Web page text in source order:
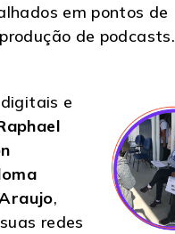
em pontos de
de podcasts.
e
,
redes